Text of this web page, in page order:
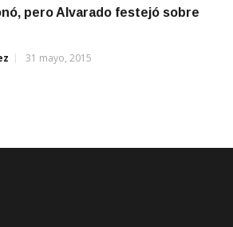
pero Alvarado festejó sobre
31 mayo, 2015